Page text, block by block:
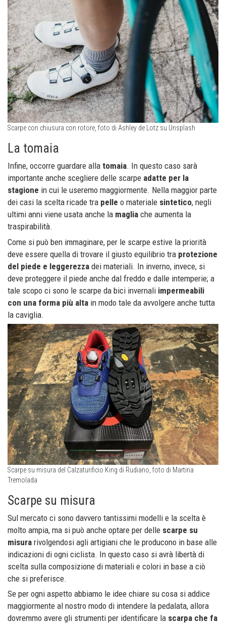
Scarpe con chiusura con rotore, foto di Ashley de Lotz su Unsplash
La tomaia
Infine, occorre guardare alla tomaia. In questo caso sarà
importante anche scegliere delle scarpe adatte per la
stagione in cui le useremo maggiormente. Nella maggior parte
dei casi la scelta ricade tra pelle o materiale sintetico, negli
ultimi anni viene usata anche la maglia che aumenta la
traspirabilità.
Come si può ben immaginare, per le scarpe estive la priorità
deve essere quella di trovare il giusto equilibrio tra protezione
del piede e leggerezza dei materiali. In inverno, invece, si
deve proteggere il piede anche dal freddo e dalle intemperie; a
tale scopo ci sono le scarpe da bici invernali impermeabili
con una forma più alta in modo tale da avvolgere anche tutta
la caviglia.
Scarpe su misura del Calzaturificio King di Rudiano, foto di Martina
Tremolada
Scarpe su misura
Sul mercato ci sono davvero tantissimi modelli e la scelta è
molto ampia, ma si può anche optare per delle scarpe su
misura rivolgendosi agli artigiani che le producono in base alle
indicazioni di ogni ciclista. In questo caso si avrà libertà di
scelta sulla composizione di materiali e colori in base a ciò
che si preferisce.
Se per ogni aspetto abbiamo le idee chiare su cosa si addice
maggiormente al nostro modo di intendere la pedalata, allora
dovremmo avere gli strumenti per identificare la scarpa che fa